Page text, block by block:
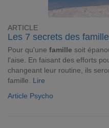
ARTICLE
Les 7 secrets des
Pour qu'une famille soit
l'aise. En faisant des efforts
changeant leur routine, ils
famille. Lire
Article Psycho